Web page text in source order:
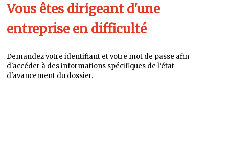
Vous êtes dirigeant d'une
entreprise en difficulté
Demandez votre identifiant et votre mot de passe afin
d'accéder à des informations spécifiques de l'état
d'avancement du dossier.